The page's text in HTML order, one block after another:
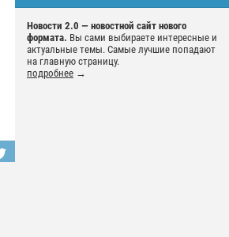
Новости 2.0 — новостной сайт нового
формата. Вы сами выбираете интересные и
актуальные темы. Самые лучшие попадают
на главную страницу.
подробнее →